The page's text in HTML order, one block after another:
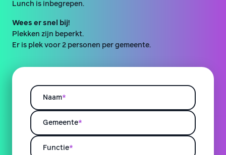
Lunch is inbegrepen.
Wees er snel bij!
Plekken zijn beperkt.
Er is plek voor 2 personen per gemeente.
Naam*
Gemeente*
Functie*